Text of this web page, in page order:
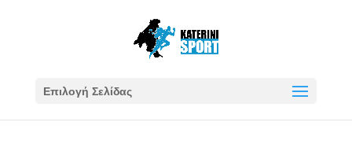
Επιλογή Σελίδας